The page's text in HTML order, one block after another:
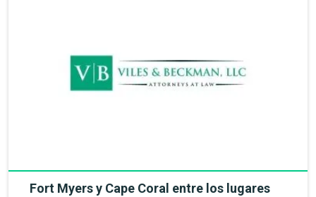
Fort Myers y Cape Coral entre los lugares